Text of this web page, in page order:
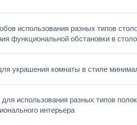
использования разных типов
функциональной обстановки в
украшения комнаты в стиле
использования разных типов
интерьера